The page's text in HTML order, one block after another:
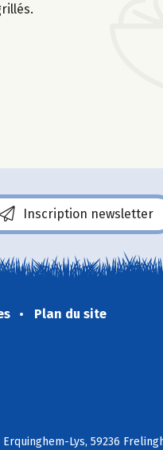
Inscription newsletter
Plan du site
Lys, 59236